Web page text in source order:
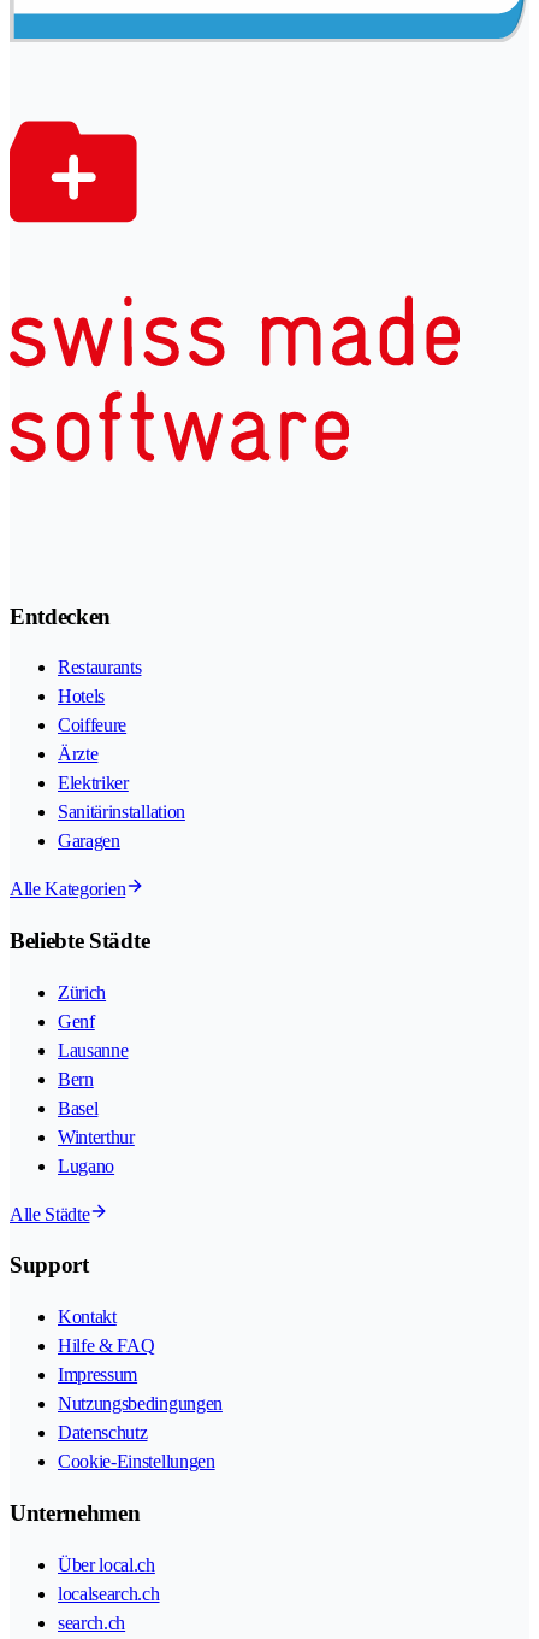
Entdecken
Restaurants
Hotels
Coiffeure
Ärzte
Elektriker
Sanitärinstallation
Garagen
Alle Kategorien
Beliebte Städte
Zürich
Genf
Lausanne
Bern
Basel
Winterthur
Lugano
Alle Städte
Support
Kontakt
Hilfe & FAQ
Impressum
Nutzungsbedingungen
Datenschutz
Cookie-Einstellungen
Unternehmen
Über local.ch
localsearch.ch
search.ch